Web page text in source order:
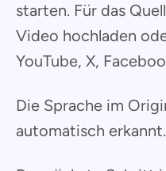
starten. Für das
Video hochladen
YouTube, X,
Die Sprache im
automatisch erkannt.